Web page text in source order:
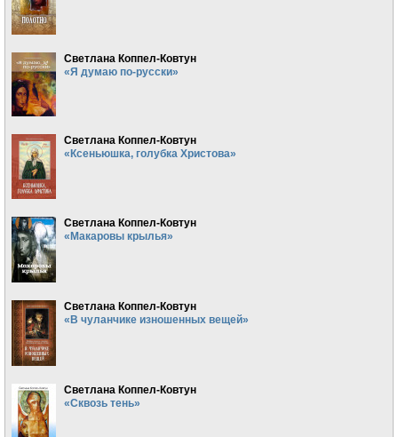
Светлана Коппел-Ковтун
«Я думаю по-русски»
Светлана Коппел-Ковтун
«Ксеньюшка, голубка Христова»
Светлана Коппел-Ковтун
«Макаровы крылья»
Светлана Коппел-Ковтун
«В чуланчике изношенных вещей»
Светлана Коппел-Ковтун
«Сквозь тень»